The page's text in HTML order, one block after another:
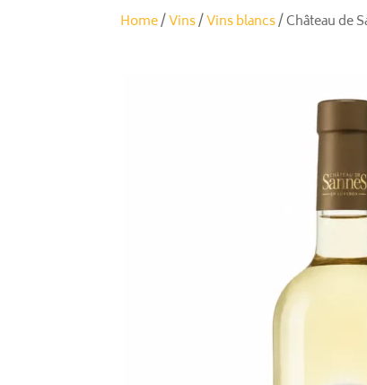
Home/Vins/Vins blancs/ Château de